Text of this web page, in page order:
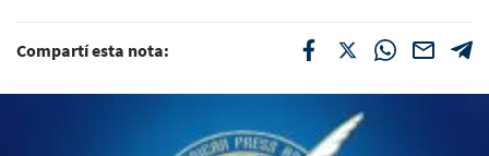
Compartí esta nota: